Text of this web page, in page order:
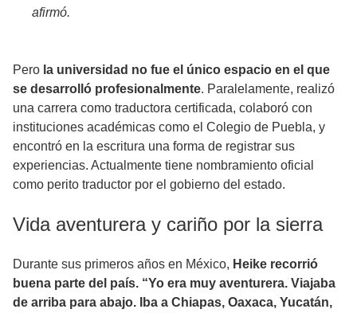
afirmó.
Pero la universidad no fue el único espacio en el que
se desarrolló profesionalmente. Paralelamente, realizó
una carrera como traductora certificada, colaboró con
instituciones académicas como el Colegio de Puebla, y
encontró en la escritura una forma de registrar sus
experiencias. Actualmente tiene nombramiento oficial
como perito traductor por el gobierno del estado.
Vida aventurera y cariño por la sierra
Durante sus primeros años en México, Heike recorrió
buena parte del país. “Yo era muy aventurera. Viajaba
de arriba para abajo. Iba a Chiapas, Oaxaca, Yucatán,